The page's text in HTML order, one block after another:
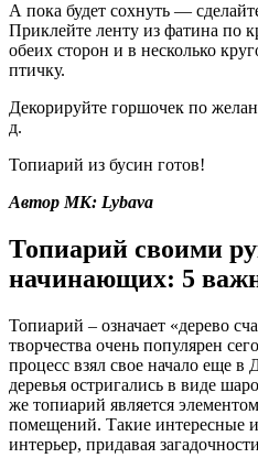
А пока будет сохнуть —
Приклейте ленту из фатина по
обеих сторон и в несколько
птичку.
Декорируйте горшочек по
д.
Топиарий из бусин готов!
Автор МК: Lybava
Топиарий своими
начинающих: 5
Топиарий – означает «дерево
творчества очень популярен
процесс взял свое начало еще
деревья остригались в виде
же топиарий является
помещений. Такие интересные
интерьер, придавая